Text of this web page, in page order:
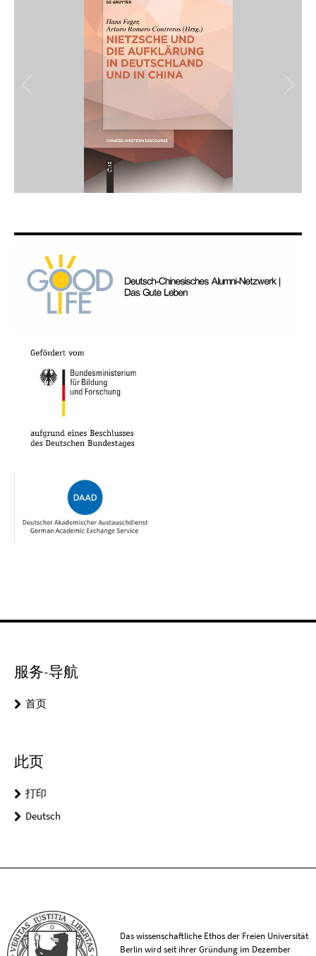
服务-导航
首页
此页
打印
Deutsch
Das wissenschaftliche Ethos der Freien Universität
Berlin wird seit ihrer Gründung im Dezember